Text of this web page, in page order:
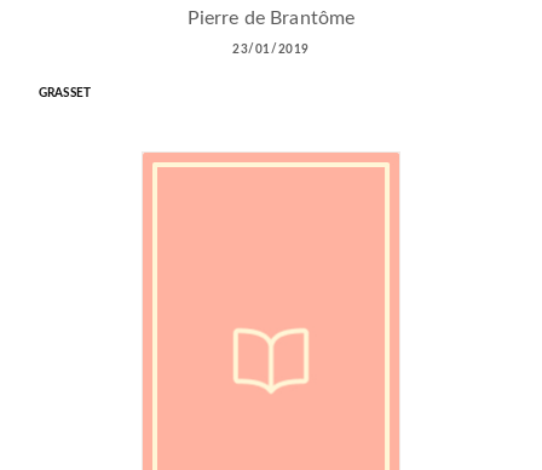
Pierre de Brantôme
23/01/2019
GRASSET